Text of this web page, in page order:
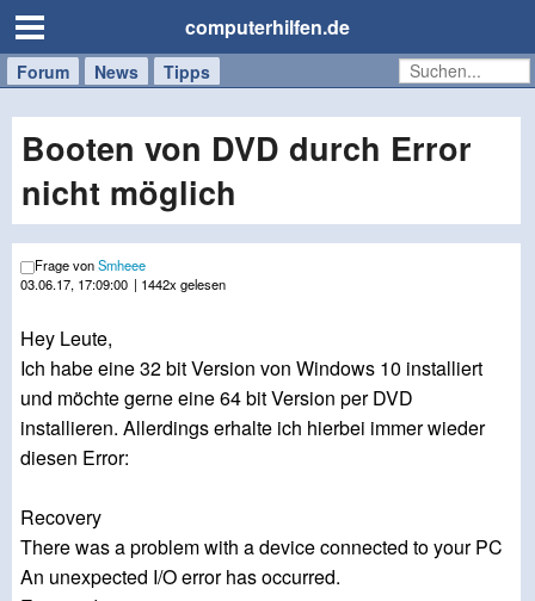
computerhilfen.de
Forum News Tipps
Handy
Tablet
Windows
Mac
Booten von DVD durch Error
nicht möglich
Frage vonSmheee
03.06.17, 17:09:00 | 1442x gelesen
Hey Leute,
Ich habe eine 32 bit Version von Windows 10 installiert
und möchte gerne eine 64 bit Version per DVD
installieren. Allerdings erhalte ich hierbei immer wieder
diesen Error:
Recovery
There was a problem with a device connected to your PC
An unexpected I/O error has occurred.